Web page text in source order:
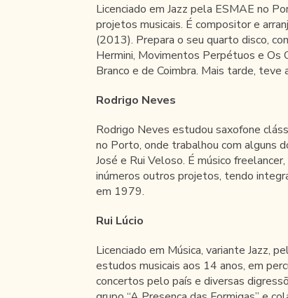
Licenciado em Jazz pela ESMAE no
projetos musicais. É compositor e
(2013). Prepara o seu quarto disco,
Hermini, Movimentos Perpétuos e Os
Branco e de Coimbra. Mais tarde,
Rodrigo Neves
Rodrigo Neves estudou saxofone
no Porto, onde trabalhou com alguns
José e Rui Veloso. É músico
inúmeros outros projetos, tendo
em 1979.
Rui Lúcio
Licenciado em Música, variante Jazz,
estudos musicais aos 14 anos, em
concertos pelo país e diversas